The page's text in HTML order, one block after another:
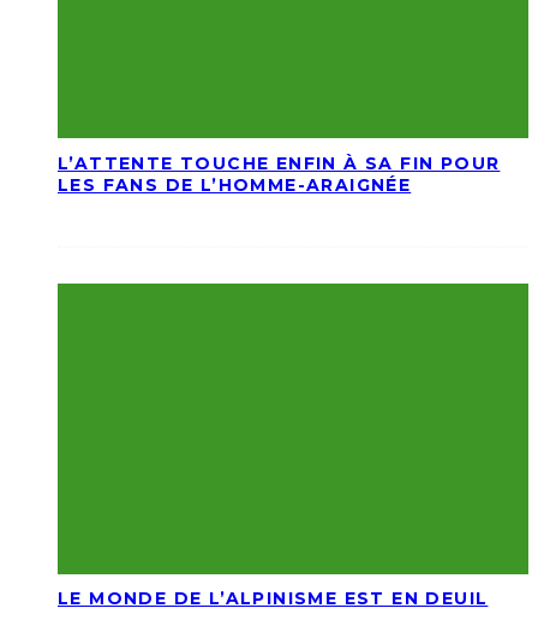
L’ATTENTE TOUCHE ENFIN À SA FIN POUR
LES FANS DE L’HOMME-ARAIGNÉE
LE MONDE DE L’ALPINISME EST EN DEUIL